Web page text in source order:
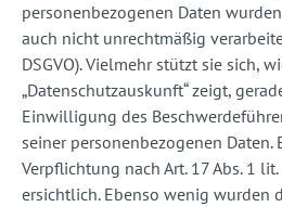
personenbezogenen Daten
auch nicht unrechtmäßig
DSGVO). Vielmehr stützt sie sich,
„Datenschutzauskunft“ zeigt,
Einwilligung des
seiner personenbezogenen Daten.
Verpflichtung nach Art. 17 Abs. 1
ersichtlich. Ebenso wenig wurden